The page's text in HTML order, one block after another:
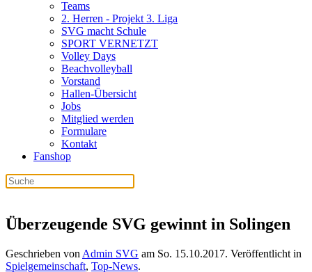
Teams
2. Herren - Projekt 3. Liga
SVG macht Schule
SPORT VERNETZT
Volley Days
Beachvolleyball
Vorstand
Hallen-Übersicht
Jobs
Mitglied werden
Formulare
Kontakt
Fanshop
Überzeugende SVG gewinnt in Solingen
Geschrieben von Admin SVG am So. 15.10.2017. Veröffentlicht in
Spielgemeinschaft, Top-News.